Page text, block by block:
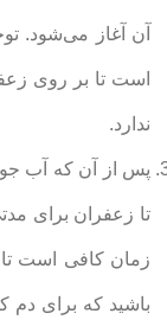
آن آغاز می‌شود.
است تا بر روی
ندارد.
پس از آن که آب
زمان کافی است تا
باشید که برای